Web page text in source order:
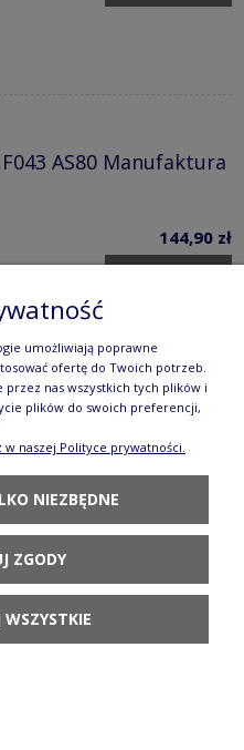
AS80 Manufaktura
144,90 zł
GZ44 Manufaktura
144,90 zł
umożliwiają poprawne
ofertę do Twoich potrzeb.
przez nas wszystkich tych plików i
plików do swoich preferencji,
naszej Polityce prywatności.
NIEZBĘDNE
ZGODY